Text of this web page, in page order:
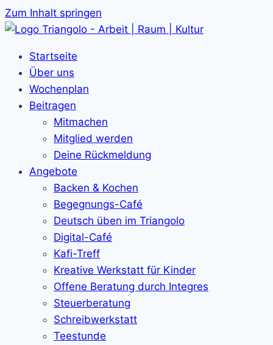
Zum Inhalt springen
Startseite
Über uns
Wochenplan
Beitragen
Mitmachen
Mitglied werden
Deine Rückmeldung
Angebote
Backen & Kochen
Begegnungs-Café
Deutsch üben im Triangolo
Digital-Café
Kafi-Treff
Kreative Werkstatt für Kinder
Offene Beratung durch Integres
Steuerberatung
Schreibwerkstatt
Teestunde